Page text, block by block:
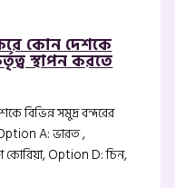
কোন দেশকে
স্থাপন করতে
বিভিন্ন সমুদ্র বন্দরের
Option A: ভারত ,
কোরিয়া, Option D: চিন,